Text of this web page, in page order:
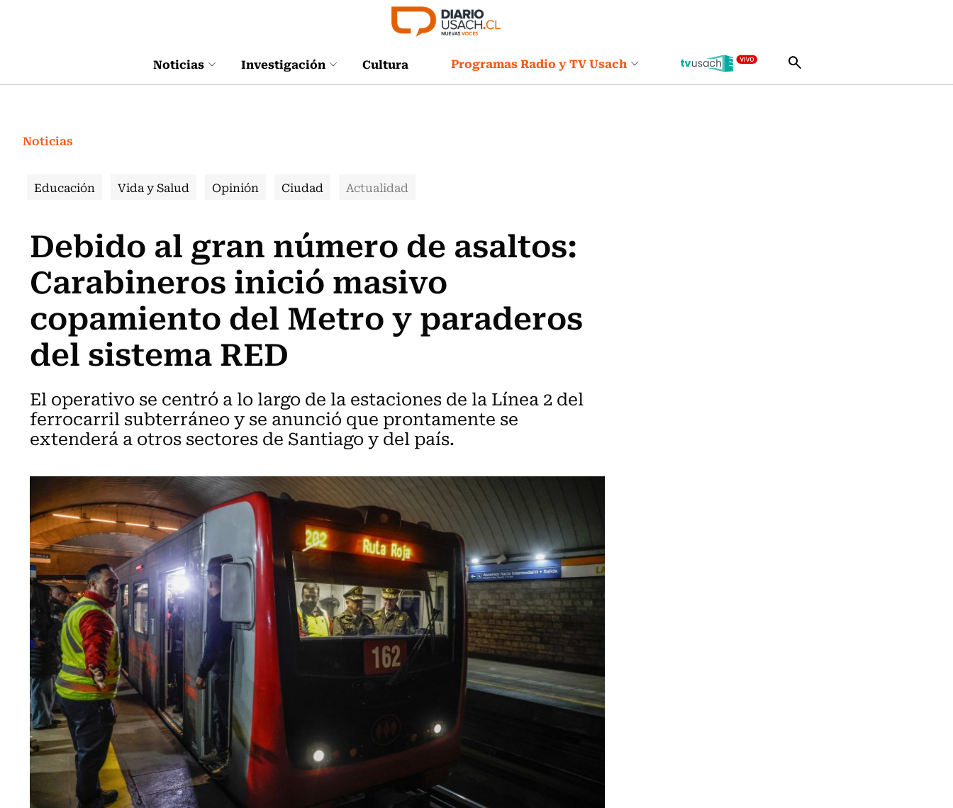
Noticias Investigación Cultura Programas Radio y TV Usach
Noticias
Educación Vida y Salud Opinión Ciudad Actualidad
Debido al gran número de asaltos:
Carabineros inició masivo
copamiento del Metro y paraderos
del sistema RED
El operativo se centró a lo largo de la estaciones de la Línea 2 del
ferrocarril subterráneo y se anunció que prontamente se
extenderá a otros sectores de Santiago y del país.